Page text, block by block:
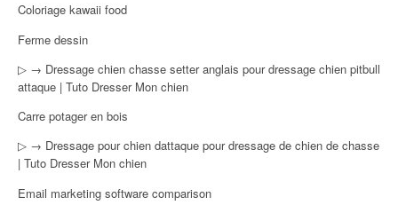
Coloriage kawaii food
Ferme dessin
▷ → Dressage chien chasse setter anglais pour dressage chien pitbull
attaque | Tuto Dresser Mon chien
Carre potager en bois
▷ → Dressage pour chien dattaque pour dressage de chien de chasse
| Tuto Dresser Mon chien
Email marketing software comparison